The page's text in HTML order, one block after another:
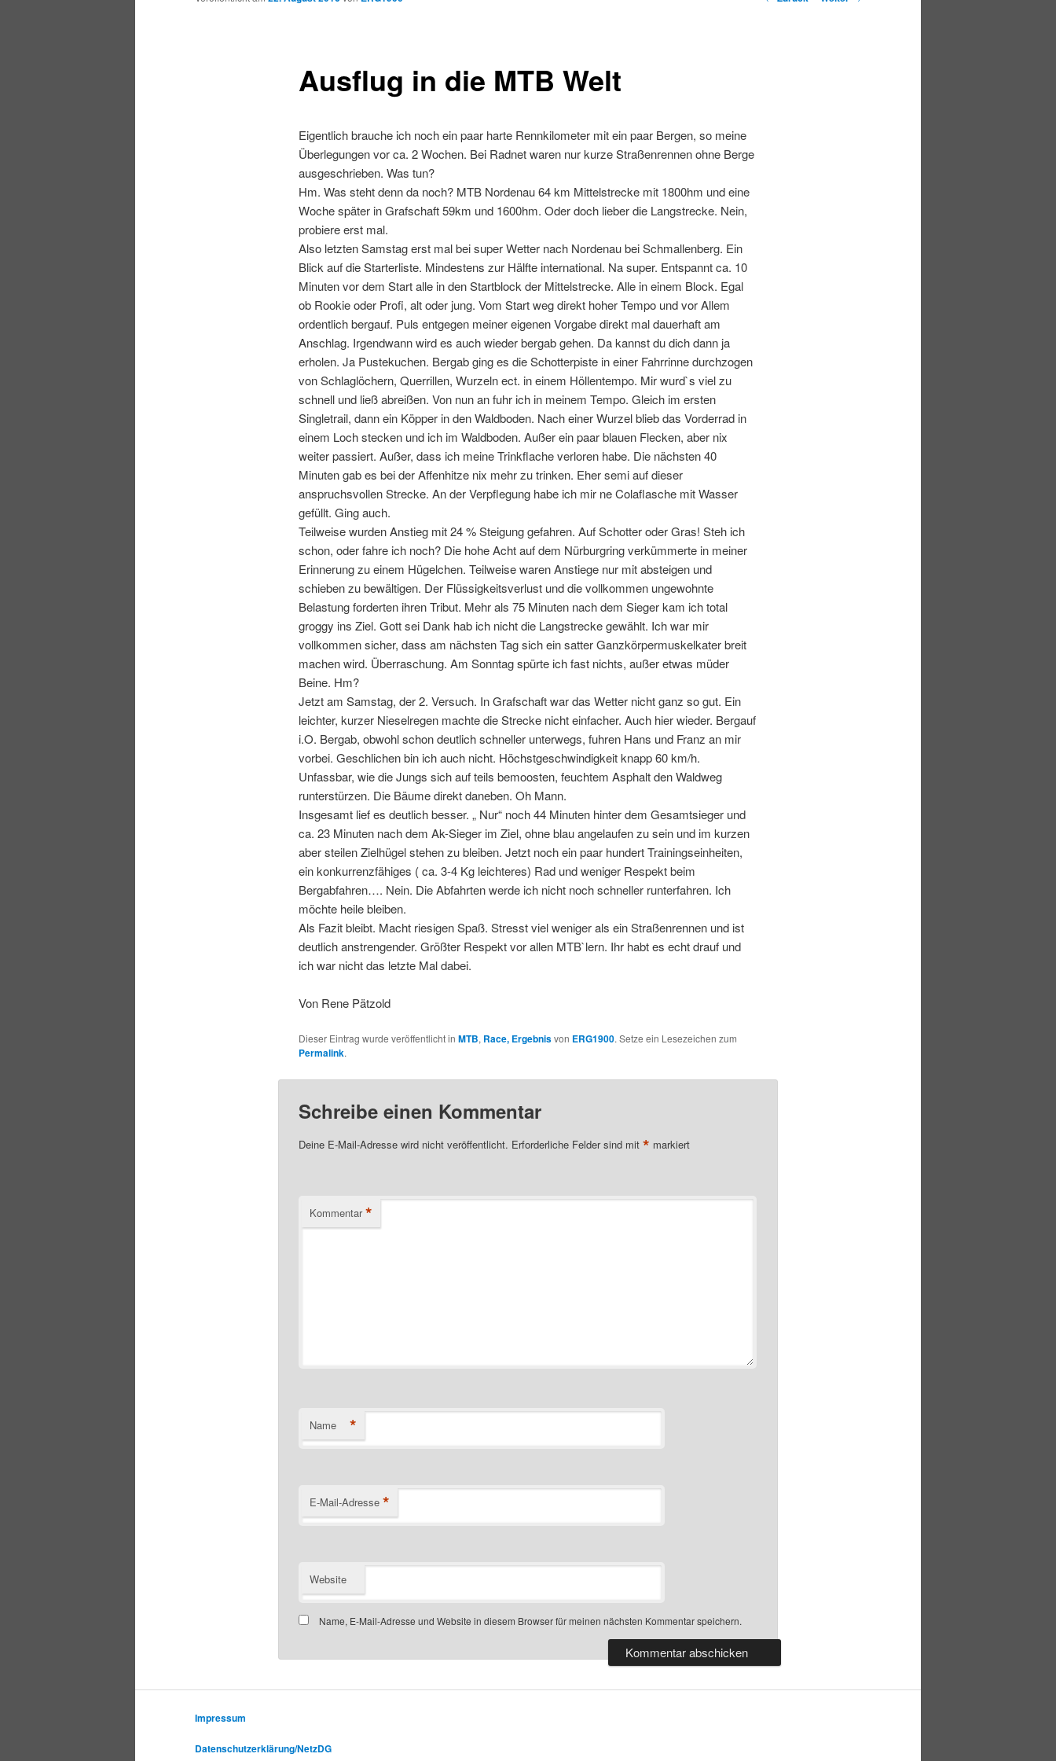
Ausflug in die MTB Welt
Eigentlich brauche ich noch ein paar harte Rennkilometer mit ein paar Bergen, so meine
Überlegungen vor ca. 2 Wochen. Bei Radnet waren nur kurze Straßenrennen ohne Berge
ausgeschrieben. Was tun?
Hm. Was steht denn da noch? MTB Nordenau 64 km Mittelstrecke mit 1800hm und eine
Woche später in Grafschaft 59km und 1600hm. Oder doch lieber die Langstrecke. Nein,
probiere erst mal.
Also letzten Samstag erst mal bei super Wetter nach Nordenau bei Schmallenberg. Ein
Blick auf die Starterliste. Mindestens zur Hälfte international. Na super. Entspannt ca. 10
Minuten vor dem Start alle in den Startblock der Mittelstrecke. Alle in einem Block. Egal
ob Rookie oder Profi, alt oder jung. Vom Start weg direkt hoher Tempo und vor Allem
ordentlich bergauf. Puls entgegen meiner eigenen Vorgabe direkt mal dauerhaft am
Anschlag. Irgendwann wird es auch wieder bergab gehen. Da kannst du dich dann ja
erholen. Ja Pustekuchen. Bergab ging es die Schotterpiste in einer Fahrrinne durchzogen
von Schlaglöchern, Querrillen, Wurzeln ect. in einem Höllentempo. Mir wurd`s viel zu
schnell und ließ abreißen. Von nun an fuhr ich in meinem Tempo. Gleich im ersten
Singletrail, dann ein Köpper in den Waldboden. Nach einer Wurzel blieb das Vorderrad in
einem Loch stecken und ich im Waldboden. Außer ein paar blauen Flecken, aber nix
weiter passiert. Außer, dass ich meine Trinkflache verloren habe. Die nächsten 40
Minuten gab es bei der Affenhitze nix mehr zu trinken. Eher semi auf dieser
anspruchsvollen Strecke. An der Verpflegung habe ich mir ne Colaflasche mit Wasser
gefüllt. Ging auch.
Teilweise wurden Anstieg mit 24 % Steigung gefahren. Auf Schotter oder Gras! Steh ich
schon, oder fahre ich noch? Die hohe Acht auf dem Nürburgring verkümmerte in meiner
Erinnerung zu einem Hügelchen. Teilweise waren Anstiege nur mit absteigen und
schieben zu bewältigen. Der Flüssigkeitsverlust und die vollkommen ungewohnte
Belastung forderten ihren Tribut. Mehr als 75 Minuten nach dem Sieger kam ich total
groggy ins Ziel. Gott sei Dank hab ich nicht die Langstrecke gewählt. Ich war mir
vollkommen sicher, dass am nächsten Tag sich ein satter Ganzkörpermuskelkater breit
machen wird. Überraschung. Am Sonntag spürte ich fast nichts, außer etwas müder
Beine. Hm?
Jetzt am Samstag, der 2. Versuch. In Grafschaft war das Wetter nicht ganz so gut. Ein
leichter, kurzer Nieselregen machte die Strecke nicht einfacher. Auch hier wieder. Bergauf
i.O. Bergab, obwohl schon deutlich schneller unterwegs, fuhren Hans und Franz an mir
vorbei. Geschlichen bin ich auch nicht. Höchstgeschwindigkeit knapp 60 km/h.
Unfassbar, wie die Jungs sich auf teils bemoosten, feuchtem Asphalt den Waldweg
runterstürzen. Die Bäume direkt daneben. Oh Mann.
Insgesamt lief es deutlich besser. „ Nur“ noch 44 Minuten hinter dem Gesamtsieger und
ca. 23 Minuten nach dem Ak-Sieger im Ziel, ohne blau angelaufen zu sein und im kurzen
aber steilen Zielhügel stehen zu bleiben. Jetzt noch ein paar hundert Trainingseinheiten,
ein konkurrenzfähiges ( ca. 3-4 Kg leichteres) Rad und weniger Respekt beim
Bergabfahren…. Nein. Die Abfahrten werde ich nicht noch schneller runterfahren. Ich
möchte heile bleiben.
Als Fazit bleibt. Macht riesigen Spaß. Stresst viel weniger als ein Straßenrennen und ist
deutlich anstrengender. Größter Respekt vor allen MTB`lern. Ihr habt es echt drauf und
ich war nicht das letzte Mal dabei.
Von Rene Pätzold
Dieser Eintrag wurde veröffentlicht in MTB, Race, Ergebnisvon ERG1900. Setze ein Lesezeichen zum
Permalink.
Schreibe einen Kommentar
Deine E-Mail-Adresse wird nicht veröffentlicht. Erforderliche Felder sind mit * markiert
Kommentar *
Name *
E-Mail-Adresse *
Website
Name, E-Mail-Adresse und Website in diesem Browser für meinen nächsten Kommentar speichern.
Impressum
Datenschutzerklärung/NetzDG